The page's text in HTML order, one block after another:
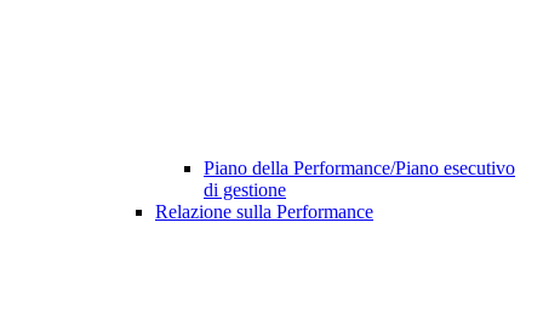
Piano della Performance/Piano esecutivo
di gestione
Relazione sulla Performance